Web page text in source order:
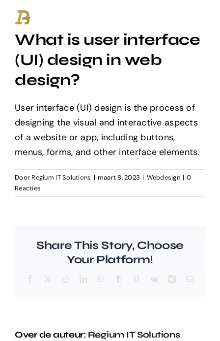
naar
inhoudWhat is user interface
(UI) design in web
design?
User interface (UI) design is the process of
designing the visual and interactive aspects
of a website or app, including buttons,
menus, forms, and other interface elements.
Door Regium IT Solutions | maart 8, 2023 | Webdesign | 0
Reacties
Share This Story, Choose
Your Platform!
Facebook RedditLinkedInWhatsApp
Tumblr Pinterest
Vk XingE-
Over de auteur: Regium IT Solutions